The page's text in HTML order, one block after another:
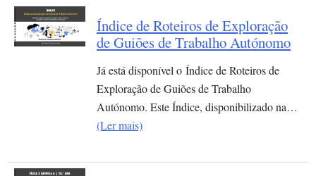
Índice de Roteiros de Exploração
de Guiões de Trabalho Autónomo
Já está disponível o Índice de Roteiros de
Exploração de Guiões de Trabalho
Autónomo. Este Índice, disponibilizado na…
(Ler mais)